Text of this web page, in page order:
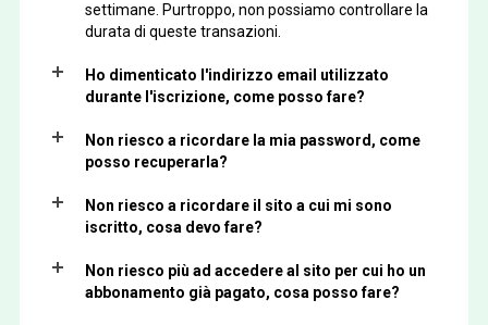
settimane. Purtroppo, non possiamo controllare la
durata di queste transazioni.
Ho dimenticato l'indirizzo email utilizzato
durante l'iscrizione, come posso fare?
Non riesco a ricordare la mia password, come
posso recuperarla?
Non riesco a ricordare il sito a cui mi sono
iscritto, cosa devo fare?
Non riesco più ad accedere al sito per cui ho un
abbonamento già pagato, cosa posso fare?